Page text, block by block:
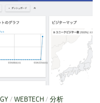
/ WEBTECH/ 分析